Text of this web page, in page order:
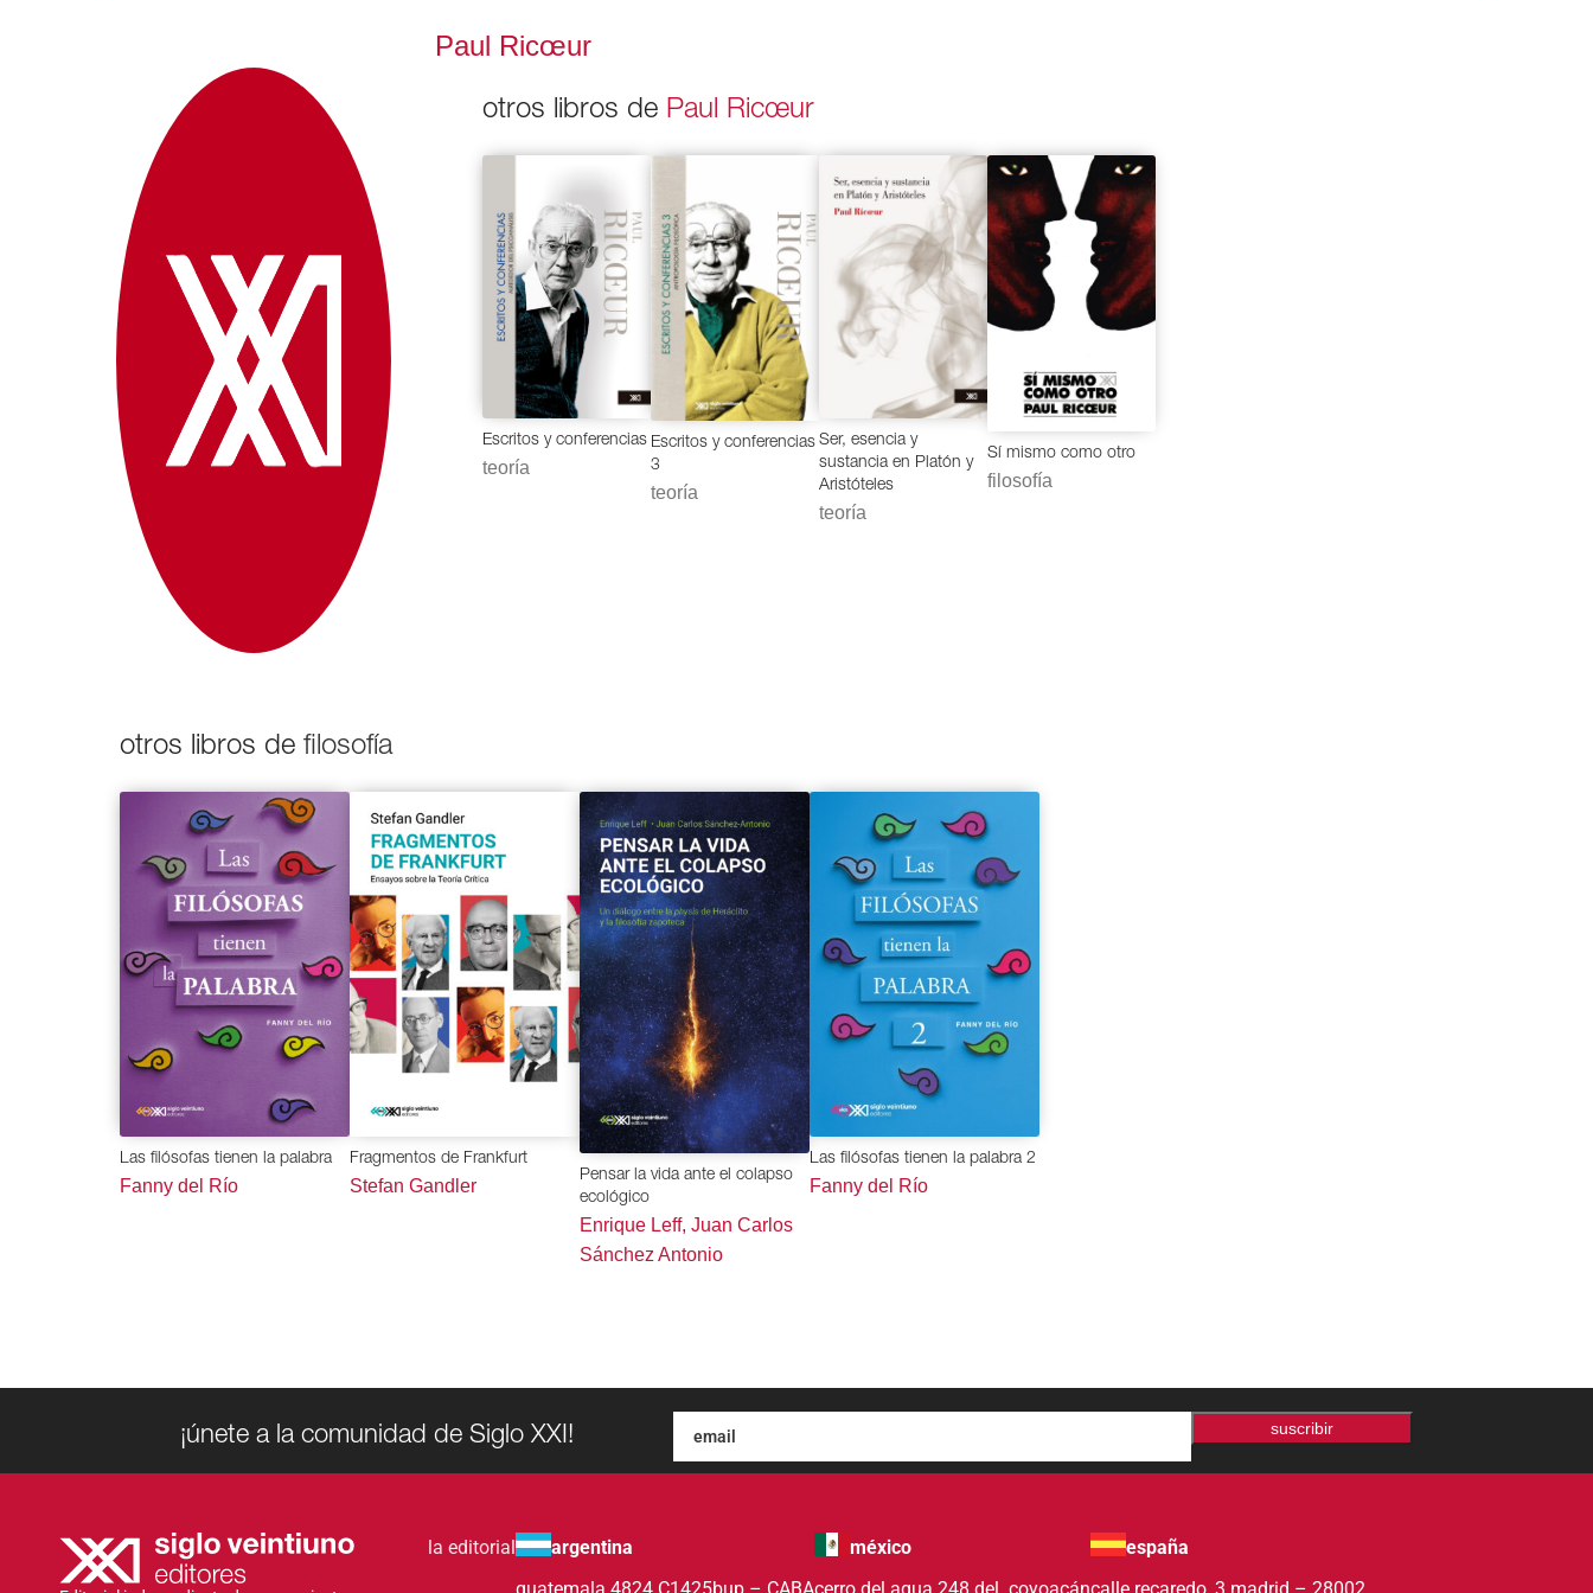
Paul Ricœur
otros libros de Paul Ricœur
Escritos y conferencias
teoría
Escritos y conferencias
3
teoría
Ser, esencia y
sustancia en Platón y
Aristóteles
teoría
Sí mismo como otro
filosofía
otros libros defilosofía
Las filósofas tienen la palabra
Fanny del Río
Fragmentos de Frankfurt
Stefan Gandler
Pensar la vida ante el colapso
ecológico
Enrique Leff, Juan Carlos
Sánchez Antonio
Las filósofas tienen la palabra 2
Fanny del Río
¡únete a la comunidad de Siglo XXI! suscribir
la editorial
argentina
méxico
españa